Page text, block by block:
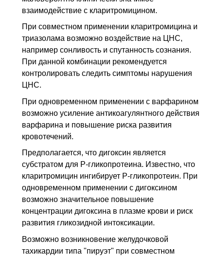
взаимодействие с кларитромицином.
При совместном применении кларитромицина и
триазолама возможно воздействие на ЦНС,
например сонливость и спутанность сознания.
При данной комбинации рекомендуется
контролировать следить симптомы нарушения
ЦНС.
При одновременном применении с варфарином
возможно усиление антикоагулянтного действия
варфарина и повышение риска развития
кровотечений.
Предполагается, что дигоксин является
субстратом для P-гликопротеина. Известно, что
кларитромицин ингибирует P-гликопротеин. При
одновременном применении с дигоксином
возможно значительное повышение
концентрации дигоксина в плазме крови и риск
развития гликозидной интоксикации.
Возможно возникновение желудочковой
тахикардии типа "пируэт" при совместном